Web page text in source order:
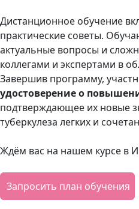
Дистанционное обучение
практические советы.
актуальные вопросы и
коллегами и экспертами в
Завершив программу,
удостоверение о
подтверждающее их новые
туберкулеза легких и
Ждём вас на нашем курсе в
Запросить план обучения